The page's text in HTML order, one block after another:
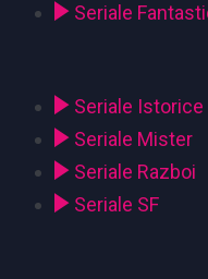
Seriale
Seriale Istorice
Seriale Mister
Seriale Razboi
Seriale SF